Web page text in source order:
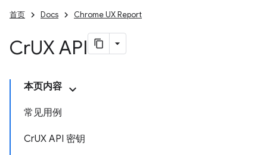
首页 Docs Chrome UX Report
CrUX API
本页内容
常见用例
CrUX API 密钥